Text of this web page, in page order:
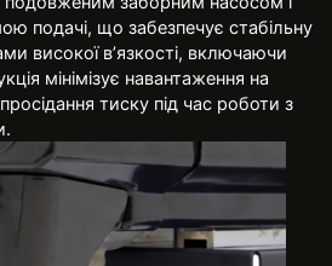
подачі, що забезпечує стабільну
високої в’язкості, включаючи
мінімізує навантаження на
тиску під час роботи з